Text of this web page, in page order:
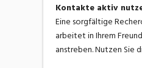
Kontakte aktiv
Eine sorgfältige
arbeitet in Ihrem
anstreben. Nutzen Sie